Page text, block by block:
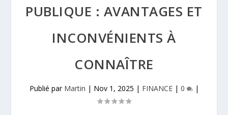
PUBLIQUE : AVANTAGES ET
INCONVÉNIENTS À
CONNAÎTRE
Publié par Martin | Nov 1, 2025 | FINANCE| 0 |